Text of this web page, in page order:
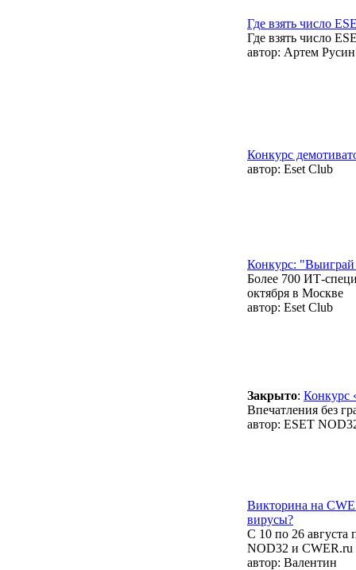
Где взять число
Где взять число
автор: Артем Русин
Конкурс
автор: Eset Club
Конкурс:
Более 700 ИТ-
октября в Москве
автор: Eset Club
Закрыто: Конкурс
Впечатления без
автор: ESET
Викторина на
вирусы?
С 10 по 26 августа
NOD32 и CWER.ru
автор: Валентин